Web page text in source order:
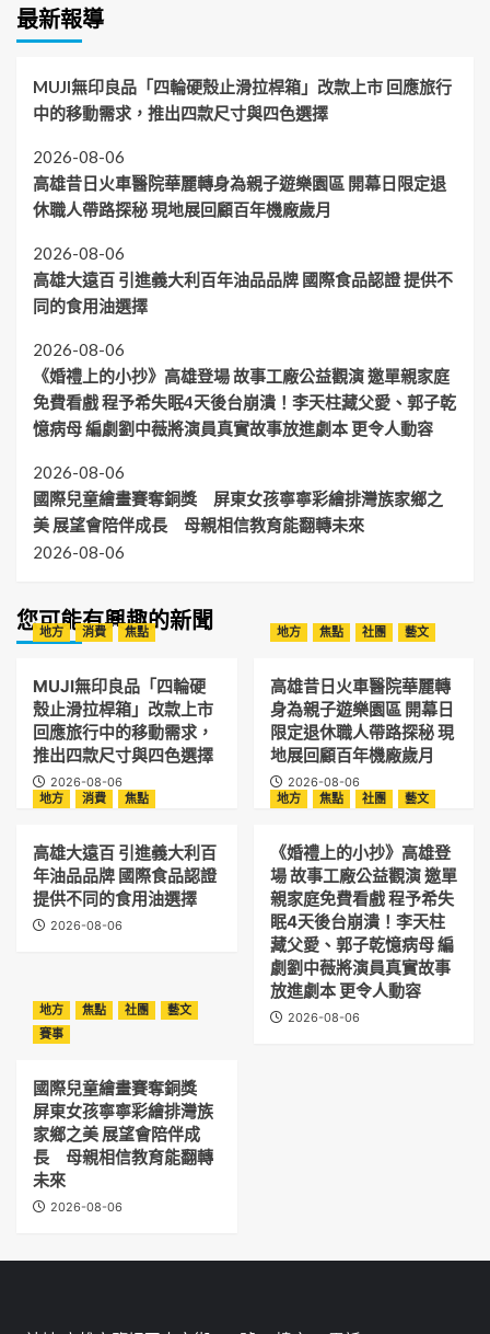
最新報導
MUJI無印良品「四輪硬殼止滑拉桿箱」改款上市 回應旅行
中的移動需求，推出四款尺寸與四色選擇
2026-08-06
高雄昔日火車醫院華麗轉身為親子遊樂園區 開幕日限定退
休職人帶路探秘 現地展回顧百年機廠歲月
2026-08-06
高雄大遠百 引進義大利百年油品品牌 國際食品認證 提供不
同的食用油選擇
2026-08-06
《婚禮上的小抄》高雄登場 故事工廠公益觀演 邀單親家庭
免費看戲 程予希失眠4天後台崩潰！李天柱藏父愛、郭子乾
憶病母 編劇劉中薇將演員真實故事放進劇本 更令人動容
2026-08-06
國際兒童繪畫賽奪銅獎 屏東女孩寧寧彩繪排灣族家鄉之
美 展望會陪伴成長 母親相信教育能翻轉未來
2026-08-06
您可能有興趣的新聞
地方 消費 焦點
MUJI無印良品「四輪硬
殼止滑拉桿箱」改款上市
回應旅行中的移動需求，
推出四款尺寸與四色選擇
2026-08-06
地方 焦點 社團 藝文
高雄昔日火車醫院華麗轉
身為親子遊樂園區 開幕日
限定退休職人帶路探秘 現
地展回顧百年機廠歲月
2026-08-06
地方
消費 焦點
高雄大遠百 引進義大利百
年油品品牌 國際食品認證
提供不同的食用油選擇
2026-08-06
地方 焦點 社團 藝文
《婚禮上的小抄》高雄登
場 故事工廠公益觀演 邀單
親家庭免費看戲 程予希失
眠4天後台崩潰！李天柱
藏父愛、郭子乾憶病母 編
劇劉中薇將演員真實故事
放進劇本 更令人動容
2026-08-06
地方 焦點 社團
藝文
賽事
國際兒童繪畫賽奪銅獎
屏東女孩寧寧彩繪排灣族
家鄉之美 展望會陪伴成
長 母親相信教育能翻轉
未來
2026-08-06